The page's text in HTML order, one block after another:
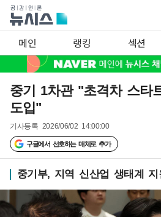
메인 랭킹 섹션
중기 1차관 "초격차 스타
도입"
기사등록 2026/06/02 14:00:00
구글에서 선호하는 매체로 추가
중기부, 지역 신산업 생태계